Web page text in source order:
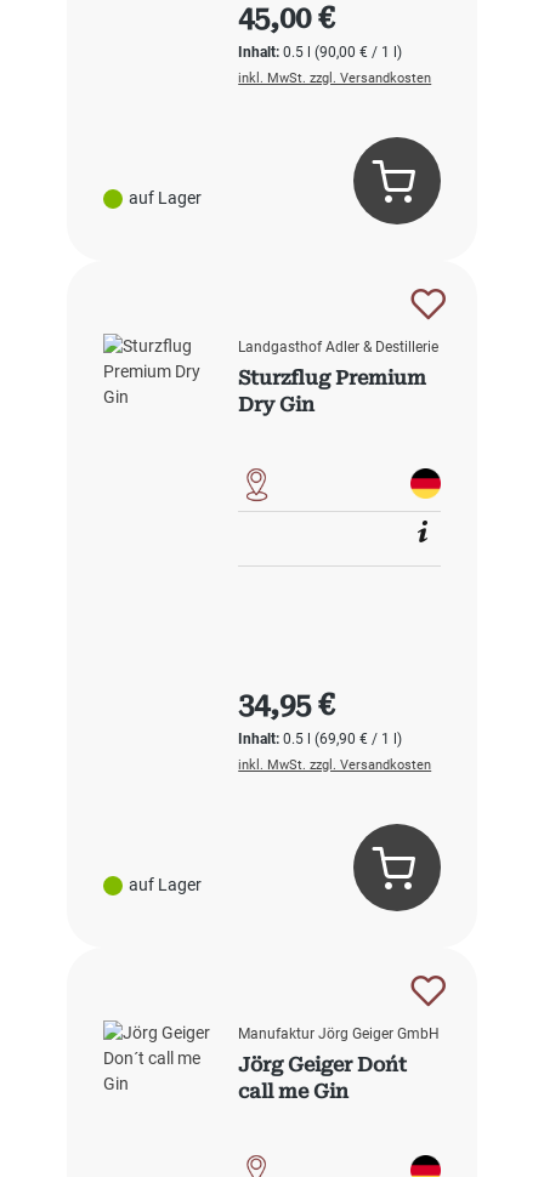
auf Lager
Inhalt:0.5 l(90,00 € / 1 l)
45,00 €
inkl. MwSt. zzgl. Versandkosten
auf Lager
Landgasthof Adler & Destillerie
Sturzflug Premium
Dry Gin
Inhalt:0.5 l(69,90 € / 1 l)
Regulärer Preis:
34,95 €
inkl. MwSt. zzgl. Versandkosten
Manufaktur Jörg Geiger GmbH
Jörg Geiger Don´t
call me Gin